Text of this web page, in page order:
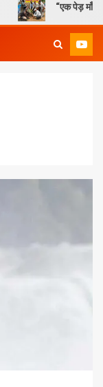
“एक पेड़ माँ के नाम” –